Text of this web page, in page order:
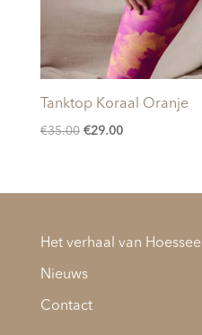
Tanktop Koraal Oranje
€35.00 Oorspronkelijke
€35.00.
€29.00Huidige
€29.00.
Het verhaal van Hoessee
Nieuws
Contact